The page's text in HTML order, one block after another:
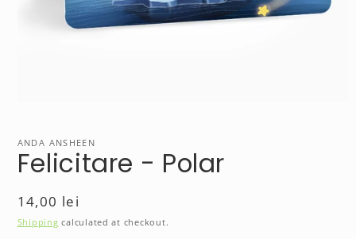
in
modal
ANDA ANSHEEN
Felicitare - Polar
Regular
price
14,00 lei
Shipping calculated at checkout.